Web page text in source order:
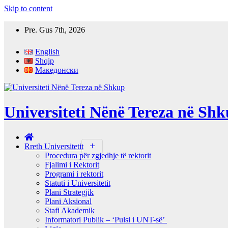
Skip to content
Pre. Gus 7th, 2026
English
Shqip
Македонски
Universiteti Nënë Tereza në
Rreth Universitetit
Procedura për zgjedhje të rektorit
Fjalimi i Rektorit
Programi i rektorit
Statuti i Universitetit
Plani Strategjik
Plani Aksional
Stafi Akademik
Informatori Publik – ‘Pulsi i UNT-së’